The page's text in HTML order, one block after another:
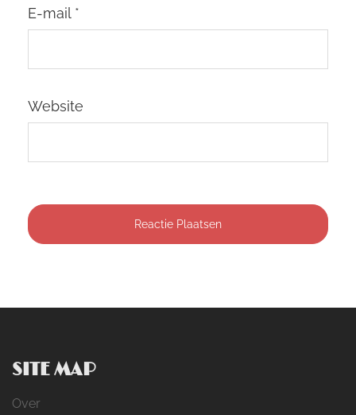
E-mail *
Website
SITE MAP
Over